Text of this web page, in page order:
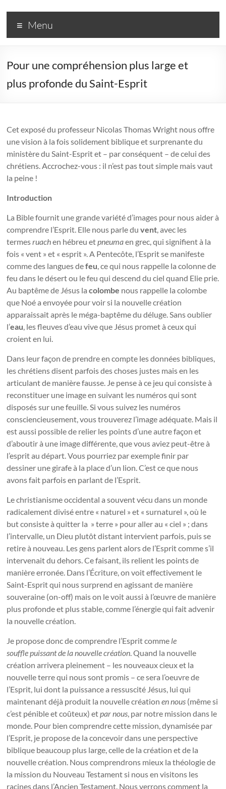
R3
–
pour
un
Réformé
Une
couleur
dans
réformée
Menu
Pour une compréhension plus large et
plus profonde du Saint-Esprit
Cet exposé du professeur Nicolas Thomas Wright nous offre
une vision à la fois solidement biblique et surprenante du
ministère du Saint-Esprit et – par conséquent – de celui des
chrétiens. Accrochez-vous : il n’est pas tout simple mais vaut
la peine !
Introduction
La Bible fournit une grande variété d’images pour nous aider à
comprendre l’Esprit. Elle nous parle duvent, avec les
termesruachen hébreu etpneumaen grec, qui signifient à la
fois « vent » et « esprit ». A Pentecôte, l’Esprit se manifeste
comme des langues defeu, ce qui nous rappelle la colonne de
feu dans le désert ou le feu qui descend du ciel quand Elie prie.
Au baptême de Jésus lacolombe nous rappelle la colombe
que Noé a envoyée pour voir si la nouvelle création
apparaissait après le méga-baptême du déluge. Sans oublier
l’eau, les fleuves d’eau vive que Jésus promet à ceux qui
croient en lui.
Dans leur façon de prendre en compte les données bibliques,
les chrétiens disent parfois des choses justes mais en les
articulant de manière fausse. Je pense à ce jeu qui consiste à
reconstituer une image en suivant les numéros qui sont
disposés sur une feuille. Si vous suivez les numéros
consciencieusement, vous trouverez l’image adéquate. Mais il
est aussi possible de relier les points d’une autre façon et
d’aboutir à une image différente, que vous aviez peut-être à
l’esprit au départ. Vous pourriez par exemple finir par
dessiner une girafe à la place d’un lion. C’est ce que nous
avons fait parfois en parlant de l’Esprit.
Le christianisme occidental a souvent vécu dans un monde
radicalement divisé entre « naturel » et « surnaturel », où le
but consiste à quitter la » terre » pour aller au « ciel » ; dans
l’intervalle, un Dieu plutôt distant intervient parfois, puis se
retire à nouveau. Les gens parlent alors de l’Esprit comme s’il
intervenait du dehors. Ce faisant, ils relient les points de
manière erronée. Dans l’Écriture, on voit effectivement le
Saint-Esprit qui nous surprend en agissant de manière
souveraine (on-off) mais on le voit aussi à l’œuvre de manière
plus profonde et plus stable, comme l’énergie qui fait advenir
la nouvelle création.
Je propose donc de comprendre l’Esprit comme le
soufflepuissant de la nouvelle création. Quand la nouvelle
création arrivera pleinement – les nouveaux cieux et la
nouvelle terre qui nous sont promis – ce sera l’oeuvre de
l’Esprit, lui dont la puissance a ressuscité Jésus, lui qui
maintenant déjà produit la nouvelle créationen nous (même si
c’est pénible et coûteux) etpar nous, par notre mission dans le
monde. Pour bien comprendre cette mission, dynamisée par
l’Esprit, je propose de la concevoir dans une perspective
biblique beaucoup plus large, celle de la création et de la
nouvelle création. Nous comprendrons mieux la théologie de
la mission du Nouveau Testament si nous en visitons les
racines dans l’Ancien Testament. Nous verrons comment la